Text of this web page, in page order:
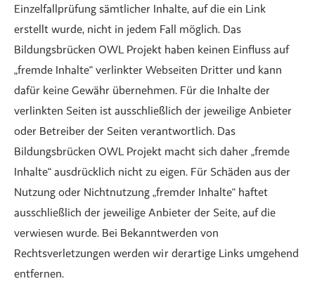
Einzelfallprüfung sämtlicher Inhalte, auf die ein Link
erstellt wurde, nicht in jedem Fall möglich. Das
Bildungsbrücken OWL Projekt haben keinen Einfluss auf
„fremde Inhalte“ verlinkter Webseiten Dritter und kann
dafür keine Gewähr übernehmen. Für die Inhalte der
verlinkten Seiten ist ausschließlich der jeweilige Anbieter
oder Betreiber der Seiten verantwortlich. Das
Bildungsbrücken OWL Projekt macht sich daher „fremde
Inhalte“ ausdrücklich nicht zu eigen. Für Schäden aus der
Nutzung oder Nichtnutzung „fremder Inhalte“ haftet
ausschließlich der jeweilige Anbieter der Seite, auf die
verwiesen wurde. Bei Bekanntwerden von
Rechtsverletzungen werden wir derartige Links umgehend
entfernen.